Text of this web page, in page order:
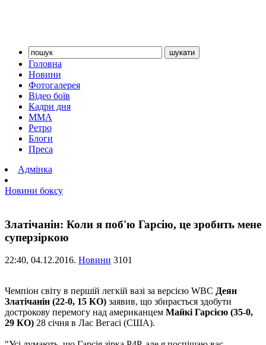
Головна
Новини
Фотогалерея
Відео боїв
Кадри дня
ММА
Ретро
Блоги
Преса
Адмінка
Новини боксу
Златічанін: Коли я поб'ю Гарсію, це зробить мене
суперзіркою
22:40, 04.12.2016. Новини 3101
Чемпіон світу в першій легкій вазі за версією WBC Деян
Златічанін (22-0, 15 КО) заявив, що збирається здобути
дострокову перемогу над американцем Майкі Гарсією (35-0,
29 КО) 28 січня в Лас Вегасі (США).